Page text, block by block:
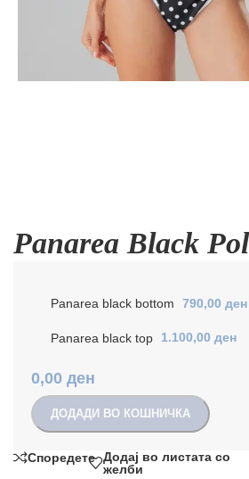
Panarea Black
Panarea black bottom 790,00 ден
Panarea black top 1.100,00 ден
0,00 ден
ДОДАДИ ВО КОШНИЧКА
Споредете Додај во листата со
желби